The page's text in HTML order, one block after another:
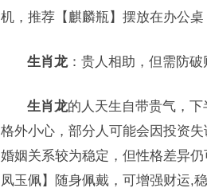
机，推荐【麒麟瓶】摆放在办公桌
生肖龙：贵人相助，但需防破
生肖龙的人天生自带贵气，
格外小心，部分人可能会因投资
婚姻关系较为稳定，但性格差异
凤玉佩】随身佩戴，可增强财运,稳